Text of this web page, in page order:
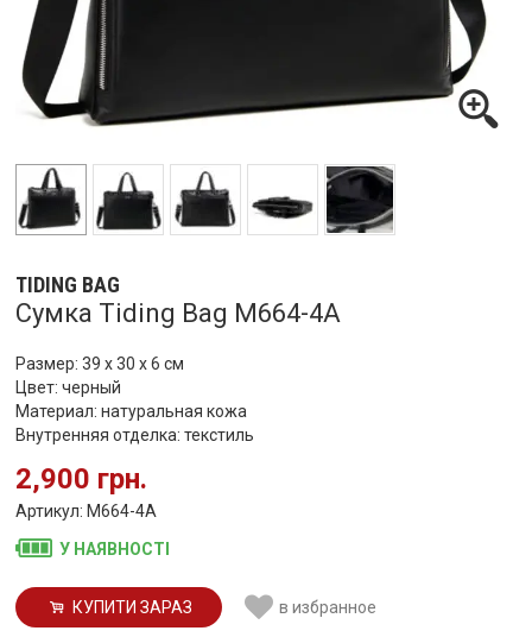
TIDING BAG
Сумка Tiding Bag M664-4A
Размер: 39 х 30 х 6 см
Цвет: черный
Материал: натуральная кожа
Внутренняя отделка: текстиль
2,900 грн.
Артикул: M664-4A
У НАЯВНОСТІ
КУПИТИ ЗАРАЗ в избранное